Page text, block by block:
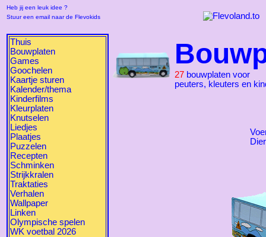
Heb jij een leuk idee ?
Stuur een email naar de Flevokids
Thuis
Bouwplaten
Games
Goochelen
Kaartje sturen
Kalender/thema
Kinderfilms
Kleurplaten
Knutselen
Liedjes
Plaatjes
Puzzelen
Recepten
Schminken
Strijkkralen
Traktaties
Verhalen
Wallpaper
Linken
Olympische spelen
WK voetbal 2026
27 bouwplaten voor
peuters, kleuters en